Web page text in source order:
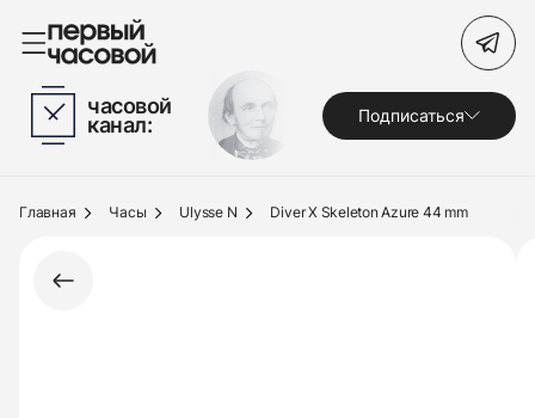
Часы
Украшения
Под заказ
Поиск по сайту
часовой
канал: Подписаться
Главная Часы Ulysse N Diver X Skeleton Azure 44 mm